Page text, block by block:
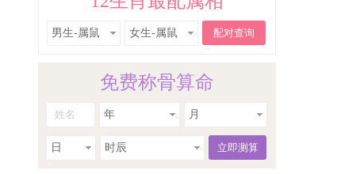
男生-属鼠 女生-属鼠
免费称骨算命
年 月
日 时辰